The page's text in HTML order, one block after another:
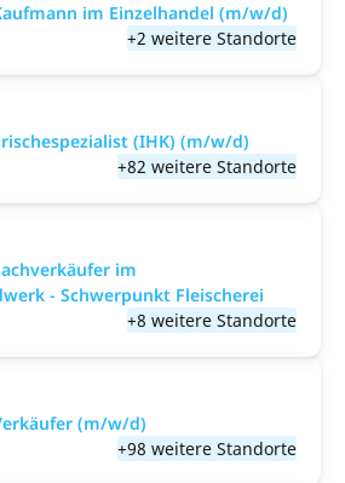
im Einzelhandel (m/w/d)
+2 weitere Standorte
(IHK) (m/w/d)
+82 weitere Standorte
im
- Schwerpunkt Fleischerei
+8 weitere Standorte
(m/w/d)
+98 weitere Standorte